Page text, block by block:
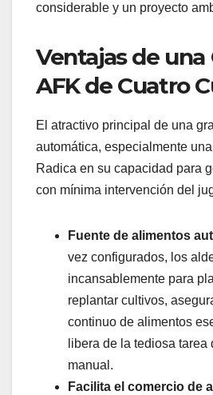
considerable y un proyecto
Ventajas de una
AFK de Cuatro
El atractivo principal de una
automática, especialmente
Radica en su capacidad para
con mínima intervención del
Fuente de alimentos
vez configurados, los
incansablemente para
replantar cultivos,
continuo de alimentos
libera de la tediosa tarea
manual.
Facilita el comercio de